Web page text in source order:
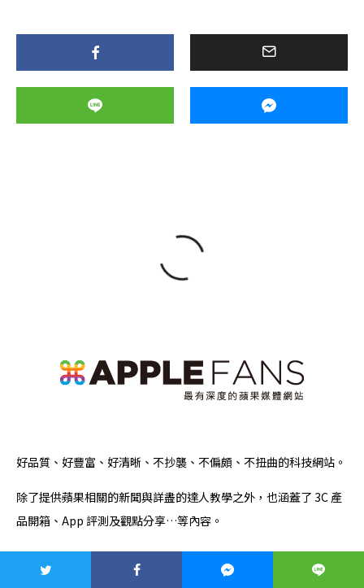
好品質、好豐富、好清晰、不抄襲、不偏頗、不扭曲的科技網站。
除了提供蘋果相關的新聞與詳盡的達人教學之外，也涵蓋了 3C 產
品開箱、App 評測及觀點分享…等內容。